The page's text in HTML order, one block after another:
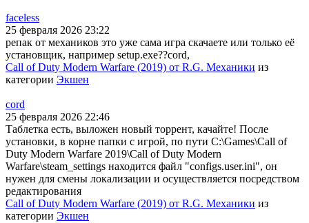
faceless
25 февраля 2026 23:22
репак от механиков это уже сама игра скачаете или только её
установщик, например setup.exe??cord,
Call of Duty Modern Warfare (2019) от R.G. Механики из
категории Экшен
cord
25 февраля 2026 22:46
Таблетка есть, выложен новый торрент, качайте! После
установки, в корне папки с игрой, по пути C:\Games\Call of
Duty Modern Warfare 2019\Call of Duty Modern
Warfare\steam_settings находится файл "configs.user.ini", он
нужен для смены локализации и осуществляется посредством
редактирования
Call of Duty Modern Warfare (2019) от R.G. Механики из
категории Экшен